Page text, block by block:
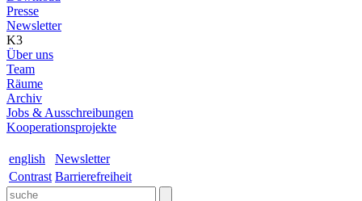
Presse
Newsletter
K3
Über uns
Team
Räume
Archiv
Jobs & Ausschreibungen
Kooperationsprojekte
english
Newsletter
Contrast Barrierefreiheit